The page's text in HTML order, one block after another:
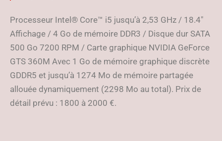
Processeur Intel® Core™ i5 jusqu’à 2,53 GHz / 18.4″
Affichage / 4 Go de mémoire DDR3 / Disque dur SATA
500 Go 7200 RPM / Carte graphique NVIDIA GeForce
GTS 360M Avec 1 Go de mémoire graphique discrète
GDDR5 et jusqu’à 1274 Mo de mémoire partagée
allouée dynamiquement (2298 Mo au total). Prix de
détail prévu : 1800 à 2000 €.